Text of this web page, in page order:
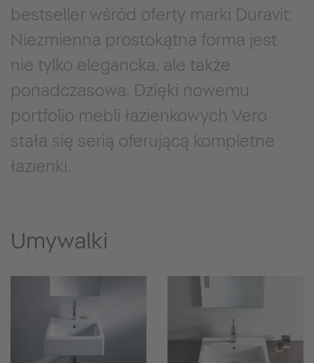
bestseller wśród oferty marki Duravit:
Niezmienna prostokątna forma jest
nie tylko elegancka, ale także
ponadczasowa. Dzięki nowemu
portfolio mebli łazienkowych Vero
stała się serią oferującą kompletne
łazienki.
Umywalki